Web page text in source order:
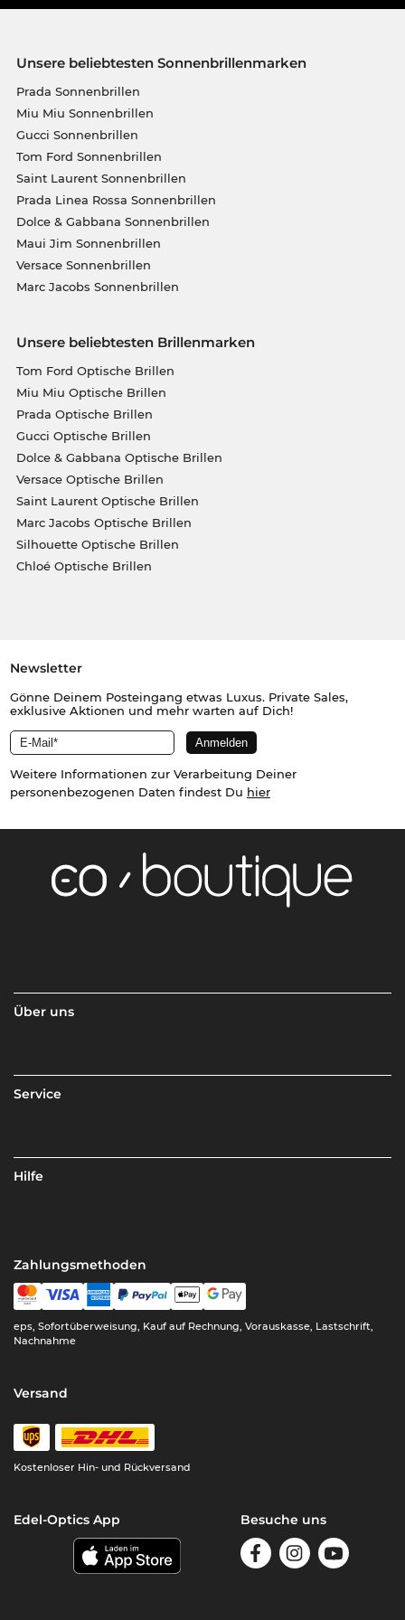
Unsere beliebtesten Sonnenbrillenmarken
Prada Sonnenbrillen
Miu Miu Sonnenbrillen
Gucci Sonnenbrillen
Tom Ford Sonnenbrillen
Saint Laurent Sonnenbrillen
Prada Linea Rossa Sonnenbrillen
Dolce & Gabbana Sonnenbrillen
Maui Jim Sonnenbrillen
Versace Sonnenbrillen
Marc Jacobs Sonnenbrillen
Unsere beliebtesten Brillenmarken
Tom Ford Optische Brillen
Miu Miu Optische Brillen
Prada Optische Brillen
Gucci Optische Brillen
Dolce & Gabbana Optische Brillen
Versace Optische Brillen
Saint Laurent Optische Brillen
Marc Jacobs Optische Brillen
Silhouette Optische Brillen
Chloé Optische Brillen
Newsletter
Gönne Deinem Posteingang etwas Luxus. Private Sales,
exklusive Aktionen und mehr warten auf Dich!
Weitere Informationen zur Verarbeitung Deiner
personenbezogenen Daten findest Du hier
Über uns
Service
Hilfe
Zahlungsmethoden
eps, Sofortüberweisung, Kauf auf Rechnung, Vorauskasse, Lastschrift,
Nachnahme
Versand
Kostenloser Hin- und Rückversand
Edel-Optics App Besuche uns